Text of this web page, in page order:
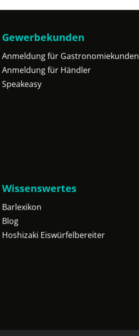
Gewerbekunden
Anmeldung für Gastronomiekunden
Anmeldung für Händler
Speakeasy
Wissenswertes
Barlexikon
Blog
Hoshizaki Eiswürfelbereiter